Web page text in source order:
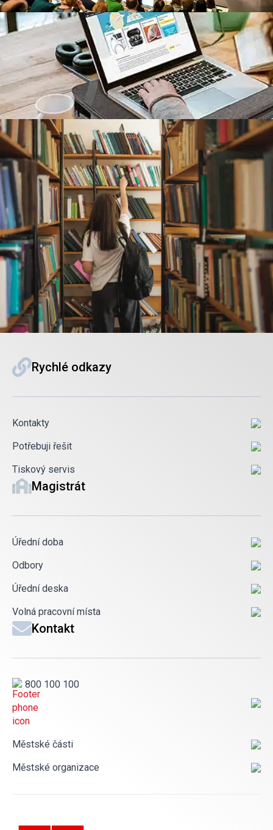
Rychlé odkazy
Kontakty
Potřebuji řešit
Tiskový servis
Magistrát
Úřední doba
Odbory
Úřední deska
Volná pracovní místa
Kontakt
800 100 100
Městské části
Městské organizace